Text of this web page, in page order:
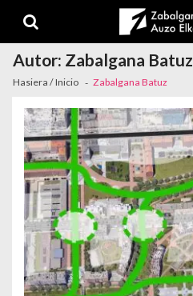
Autor: Zabalgana Batuz
Hasiera / Inicio Zabalgana Batuz